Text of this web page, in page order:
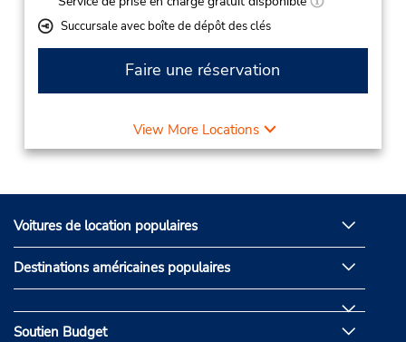
Succursale avec boîte de dépôt des clés
Faire une réservation
View More Locations
Voitures de location populaires
Destinations américaines populaires
Soutien Budget